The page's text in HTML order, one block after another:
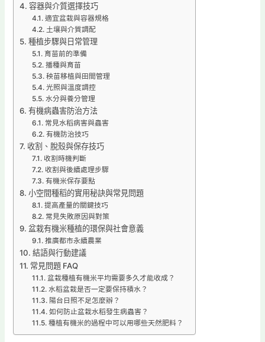
容器與介質選擇技巧
適宜盆栽與容器規格
土壤與介質調配
種植步驟與日常管理
育苗前的準備
播種與育苗
秧苗移植與田間管理
光照與溫度調控
水分與養分管理
有機病蟲害防治方法
常見水稻病害與蟲害
有機防治技巧
收割、脫殼與保存技巧
收割時機判斷
收割與後續處理步驟
有機米保存要點
小空間種稻的實用秘訣與常見問題
提高產量的關鍵技巧
常見失敗原因與對策
盆栽有機米種植的環保與社會意義
推廣都市永續農業
結語與行動建議
常見問題 FAQ
盆栽種植有機米平均需要多久才能收成？
水稻盆栽是否一定要保持積水？
陽台日照不足怎麼辦？
如何防止盆栽水稻發生病蟲害？
種植有機米的過程中可以用哪些天然肥料？